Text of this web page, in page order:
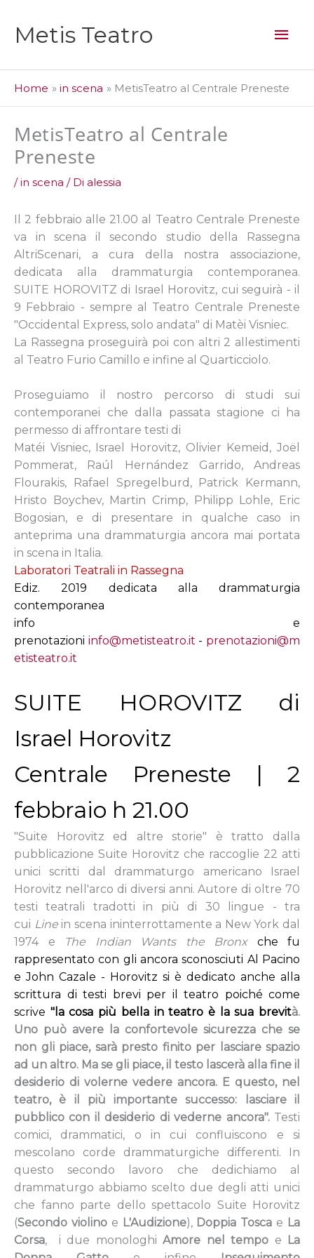
contenuto
Metis Teatro
Home in scena MetisTeatro al Centrale Preneste
MetisTeatro al Centrale
Preneste
/in scena / Di alessia
Il 2 febbraio alle 21.00 al Teatro Centrale Preneste
va in scena il secondo studio della Rassegna
AltriScenari, a cura della nostra associazione,
dedicata alla drammaturgia contemporanea.
SUITE HOROVITZ di Israel Horovitz, cui seguirà - il
9 Febbraio - sempre al Teatro Centrale Preneste
"Occidental Express, solo andata" di Matèi Visniec.
La Rassegna proseguirà poi con altri 2 allestimenti
al Teatro Furio Camillo e infine al Quarticciolo.
Proseguiamo il nostro percorso di studi sui
contemporanei che dalla passata stagione ci ha
permesso di affrontare testi di
Matéi Visniec, Israel Horovitz, Olivier Kemeid, Joël
Pommerat, Raúl Hernández Garrido, Andreas
Flourakis, Rafael Spregelburd, Patrick Kermann,
Hristo Boychev, Martin Crimp, Philipp Lohle, Eric
Bogosian, e di presentare in qualche caso in
anteprima una drammaturgia ancora mai portata
in scena in Italia.
Laboratori Teatrali in Rassegna
Ediz. 2019 dedicata alla drammaturgia
contemporanea
info e
prenotazioni info@metisteatro.it - prenotazioni@m
etisteatro.it
SUITE HOROVITZ di
Israel Horovitz
Centrale Preneste | 2
febbraio h 21.00
"Suite Horovitz ed altre storie" è tratto dalla
pubblicazione Suite Horovitz che raccoglie 22 atti
unici scritti dal drammaturgo americano Israel
Horovitz nell'arco di diversi anni. Autore di oltre 70
testi teatrali tradotti in più di 30 lingue - tra
cui Line in scena ininterrottamente a New York dal
1974 e
The Indian Wants the Bronx che fu
rappresentato con gli ancora sconosciuti Al Pacino
e John Cazale - Horovitz si è dedicato anche alla
scrittura di testi brevi per il teatro poiché come
scrive "la cosa più bella in teatro è la sua brevità.
Uno può avere la confortevole sicurezza che se
non gli piace, sarà presto finito per lasciare spazio
ad un altro. Ma se gli piace, il testo lascerà alla fine il
desiderio di volerne vedere ancora. E questo, nel
teatro, è il più importante successo: lasciare il
pubblico con il desiderio di vederne ancora".Testi
comici, drammatici, o in cui confluiscono e si
mescolano corde drammaturgiche differenti. In
questo secondo lavoro che dedichiamo al
drammaturgo abbiamo scelto due degli atti unici
che fanno parte dello spettacolo Suite Horovitz
(Secondo violinoe L'Audizione), Doppia Tosca e La
Corsa, i due monologhiAmore nel tempo e La